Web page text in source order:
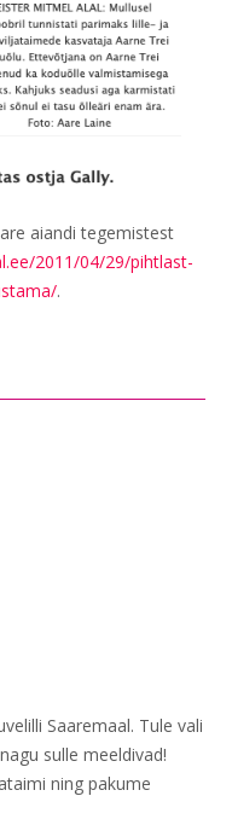
aiandi tegemistest
2011/04/29/pihtlast-
.
Saaremaal. Tule vali
sulle meeldivad!
ning pakume